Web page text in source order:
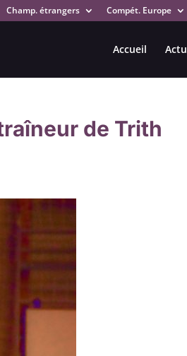
Champ. étrangers Compét. Europe
Accueil Actu
de Trith